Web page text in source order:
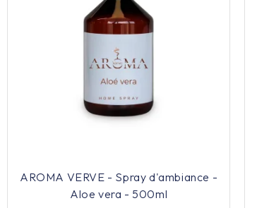
Produit d'accueil
PROMOTION
AROMA VERVE - Spray d'ambiance -
Aloe vera - 500ml